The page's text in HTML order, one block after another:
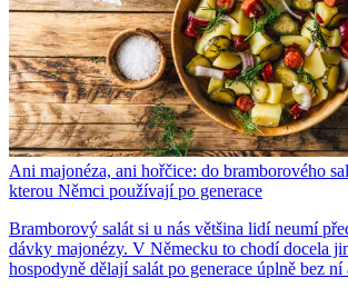
Ani majonéza, ani hořčice: do bramborového
kterou Němci používají po generace
Bramborový salát si u nás většina lidí neumí
dávky majonézy. V Německu to chodí docela
hospodyně dělají salát po generace úplně bez ní